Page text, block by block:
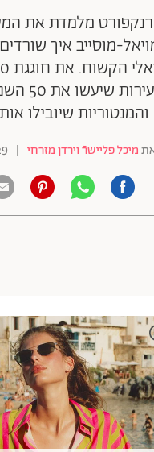
מלמדת את
מוסייב איך
והמנטוריות שיובילו
מיכל פליישרֿ וירדן מזרחי |
29